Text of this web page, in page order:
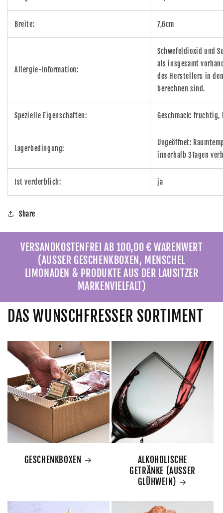
Breite: 7,6cm
Allergie-Information:
Schwefeldioxid und
als insgesamt
des Herstellers in
berechnen sind.
Spezielle Eigenschaften: Geschmack: fruchtig,
Lagerbedingung:
Ungeöffnet:
innerhalb 3Tagen
Ist verderblich: ja
Share
VERSANDKOSTENFREI AB 100,00 € WARENWERT
(AUSSER GESCHENKBOXEN, MENSCHEL
LIMONADEN & PRODUKTE AUS DER LAUSITZER
MARKENVIELFALT)
DAS WUNSCHFRESSER SORTIMENT
GESCHENKBOXEN
ALKOHOLISCHE
GETRÄNKE (AUSSER
GLÜHWEIN)